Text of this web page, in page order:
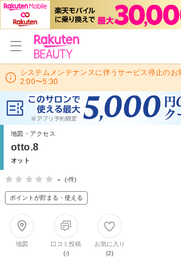
システムメンテナンスに伴うサービス停止の
2:00〜5:30
地図・アクセス
otto.8
オット
- (-件)
ポイントが貯まる・使える
地図
口コミ投稿
(-)
お気に入り
(2)